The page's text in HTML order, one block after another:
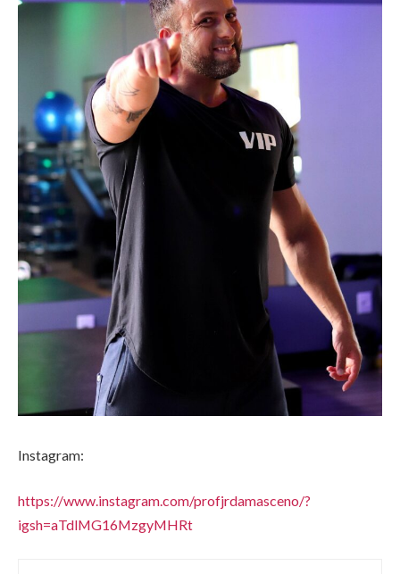
Instagram:
https://www.instagram.com/profjrdamasceno/?
igsh=aTdlMG16MzgyMHRt